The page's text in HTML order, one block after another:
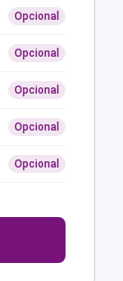
Opcional
Opcional
Opcional
Opcional
Opcional